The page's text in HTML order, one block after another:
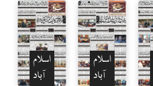
اسلام
آباد
اسلام
آباد